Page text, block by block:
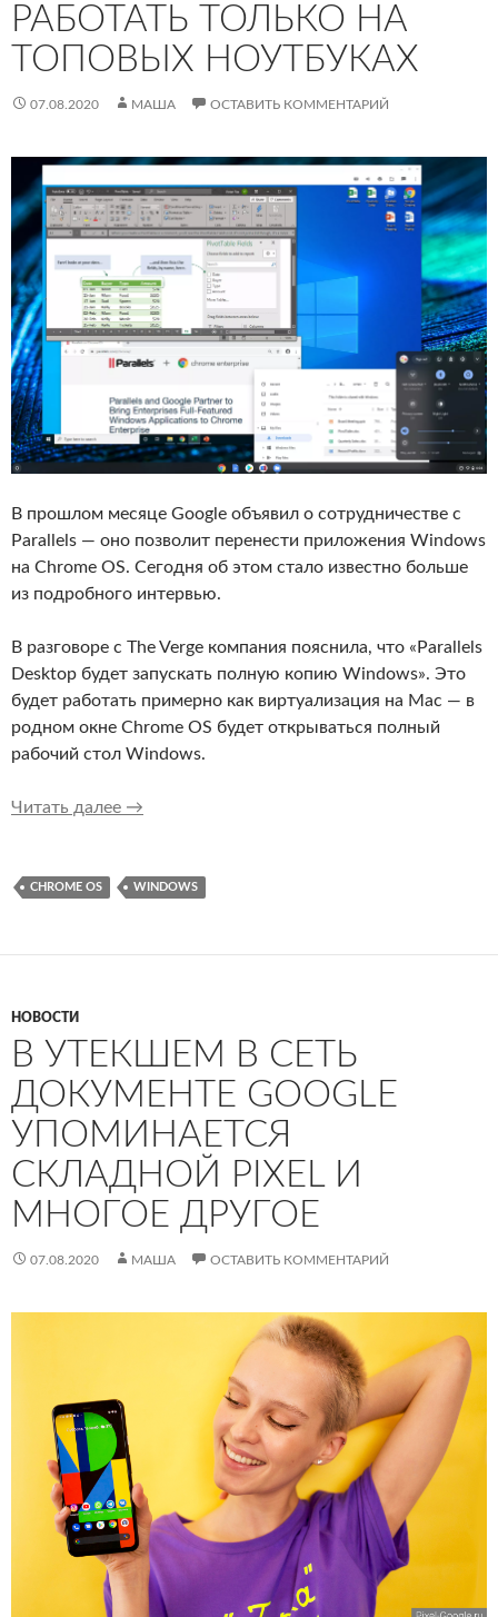
РАБОТАТЬ ТОЛЬКО НА
ТОПОВЫХ НОУТБУКАХ
07.08.2020 МАША ОСТАВИТЬ КОММЕНТАРИЙ
В прошлом месяце Google объявил о сотрудничестве с
Parallels — оно позволит перенести приложения Windows
на Chrome OS. Сегодня об этом стало известно больше
из подробного интервью.
В разговоре с The Verge компания пояснила, что «Parallels
Desktop будет запускать полную копию Windows». Это
будет работать примерно как виртуализация на Mac — в
родном окне Chrome OS будет открываться полный
рабочий стол Windows.
Читать далее Приложения Windows на Chrome OS будут
→
CHROME OS WINDOWS
НОВОСТИ
В УТЕКШЕМ В СЕТЬ
ДОКУМЕНТЕ GOOGLE
УПОМИНАЕТСЯ
СКЛАДНОЙ PIXEL И
МНОГОЕ ДРУГОЕ
07.08.2020 МАША ОСТАВИТЬ КОММЕНТАРИЙ